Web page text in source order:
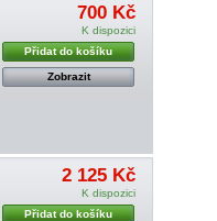
700 Kč
K dispozici
Přidat do košíku
Zobrazit
2 125 Kč
K dispozici
Přidat do košíku